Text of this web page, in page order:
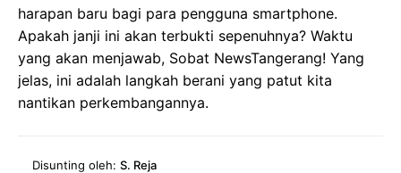
harapan baru bagi para pengguna smartphone.
Apakah janji ini akan terbukti sepenuhnya? Waktu
yang akan menjawab, Sobat NewsTangerang! Yang
jelas, ini adalah langkah berani yang patut kita
nantikan perkembangannya.
Disunting oleh: S. Reja